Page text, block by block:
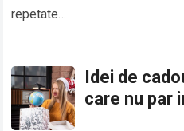
repetate…
Idei de
care nu par